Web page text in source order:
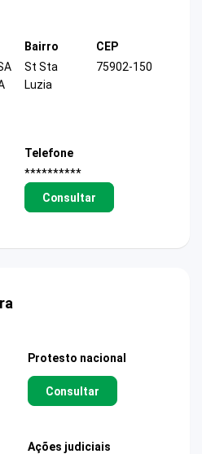
Bairro
St Sta
Luzia
CEP
75902-150
Telefone
**********
Consultar
Protesto nacional
Consultar
Ações judiciais